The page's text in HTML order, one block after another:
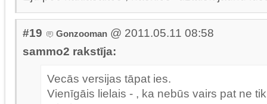
#19 Gonzooman @ 2011.05.11 08:58
sammo2 rakstīja:
Vecās versijas tāpat ies.
Vienīgāis lielais - , ka nebūs vairs pat ne